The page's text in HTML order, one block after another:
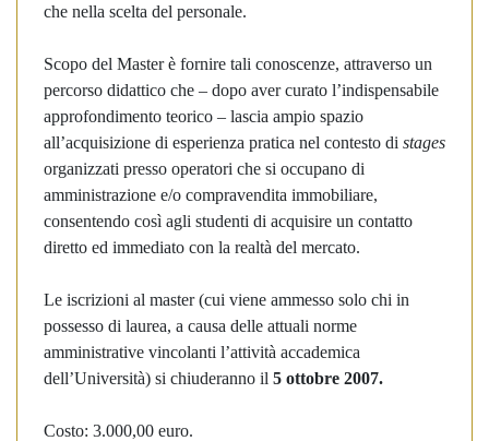
che nella scelta del personale.
Scopo del Master è fornire tali conoscenze, attraverso un
percorso didattico che – dopo aver curato l’indispensabile
approfondimento teorico – lascia ampio spazio
all’acquisizione di esperienza pratica nel contesto di stages
organizzati presso operatori che si occupano di
amministrazione e/o compravendita immobiliare,
consentendo così agli studenti di acquisire un contatto
diretto ed immediato con la realtà del mercato.
Le iscrizioni al master (cui viene ammesso solo chi in
possesso di laurea, a causa delle attuali norme
amministrative vincolanti l’attività accademica
dell’Università) si chiuderanno il 5 ottobre 2007.
Costo: 3.000,00 euro.